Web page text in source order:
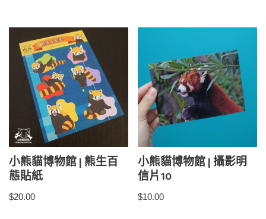
小熊貓博物館 | 熊生百
態貼紙
$20.00
小熊貓博物館 | 攝影明
信片10
$10.00